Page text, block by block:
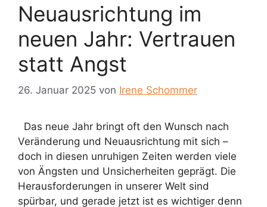
Neuausrichtung im
neuen Jahr: Vertrauen
statt Angst
26. Januar 2025 von Irene Schommer
Das neue Jahr bringt oft den Wunsch nach
Veränderung und Neuausrichtung mit sich –
doch in diesen unruhigen Zeiten werden viele
von Ängsten und Unsicherheiten geprägt. Die
Herausforderungen in unserer Welt sind
spürbar, und gerade jetzt ist es wichtiger denn